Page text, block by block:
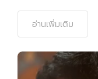
อ่านเพิ่มเติม